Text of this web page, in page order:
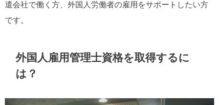
遣会社で働く方、外国人労働者の雇用をサポートしたい方
です。
外国人雇用管理士資格を取得するに
は？